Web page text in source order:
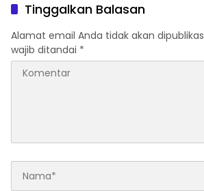
Tinggalkan Balasan
Alamat email Anda tidak akan
wajib ditandai *